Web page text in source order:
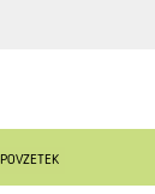
POVZETEK